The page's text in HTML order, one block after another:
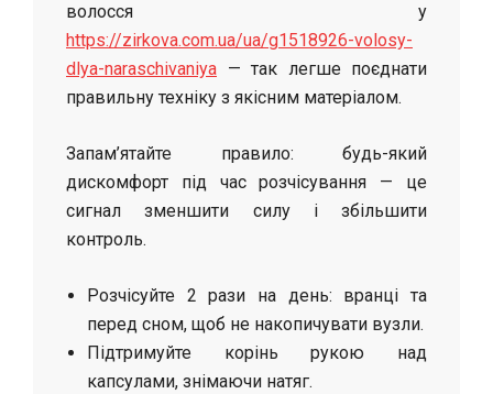
волосся у
https://zirkova.com.ua/ua/g1518926-volosy-
dlya-naraschivaniya — так легше поєднати
правильну техніку з якісним матеріалом.
Запам’ятайте правило: будь-який
дискомфорт під час розчісування — це
сигнал зменшити силу і збільшити
контроль.
Розчісуйте 2 рази на день: вранці та
перед сном, щоб не накопичувати вузли.
Підтримуйте корінь рукою над
капсулами, знімаючи натяг.